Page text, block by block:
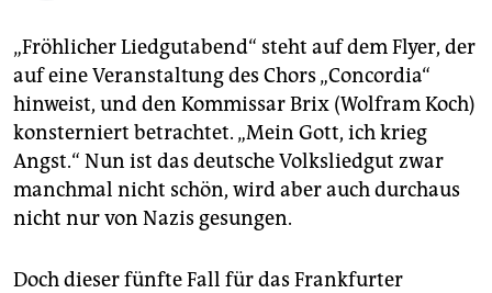
unterstützen
abo
genossenschaft
epaper login
„Fröhlicher Liedgutabend“ steht auf dem Flyer, der
auf eine Veranstaltung des Chors „Concordia“
hinweist, und den Kommissar Brix (Wolfram Koch)
konsterniert betrachtet. „Mein Gott, ich krieg
Angst.“ Nun ist das deutsche Volksliedgut zwar
manchmal nicht schön, wird aber auch durchaus
nicht nur von Nazis gesungen.
Doch dieser fünfte Fall für das Frankfurter